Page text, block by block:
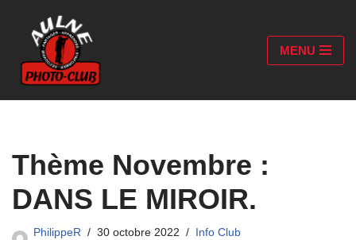
Aller
au
contenu
MENU
Thème Novembre :
DANS LE MIROIR.
PhilippeR 30 octobre 2022 Info Club